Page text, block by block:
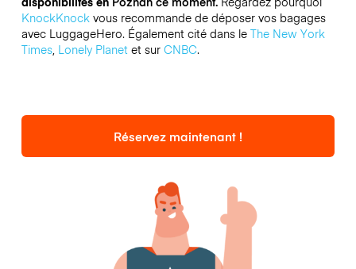
KnockKnockvous recommande de déposer vos bagages
avec LuggageHero. Également cité dans le The New York
Times, Lonely Planetet sur CNBC.
Réservez maintenant !